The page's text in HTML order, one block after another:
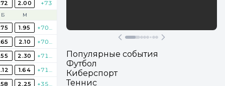
2.00 +73
Б М
1.95
2.10
2.30
1.64
2.25
Популярные события
Футбол
Киберспорт
Теннис